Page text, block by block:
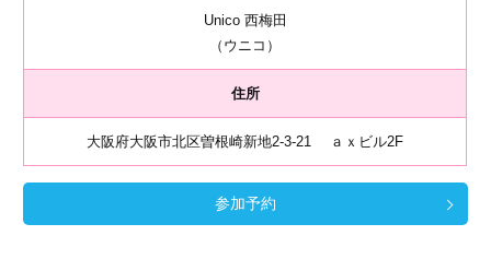
Unico 西梅田
（ウニコ）
住所
大阪府大阪市北区曽根崎新地2-3-21 ａｘビル2F
参加予約